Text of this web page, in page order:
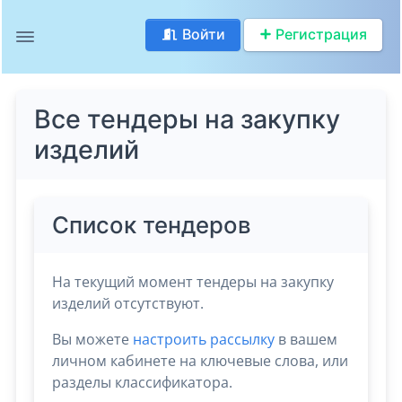
Войти Регистрация
Все тендеры на закупку
изделий
Список тендеров
На текущий момент тендеры на закупку
изделий отсутствуют.
Вы можете настроить рассылку в вашем
личном кабинете на ключевые слова, или
разделы классификатора.